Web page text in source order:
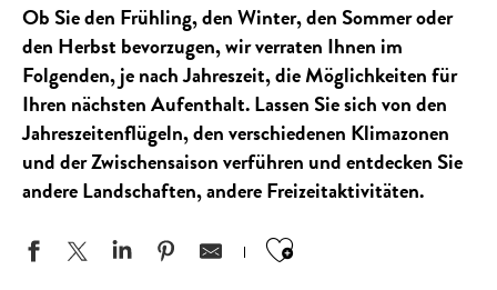
Ob Sie den Frühling, den Winter, den Sommer oder
den Herbst bevorzugen, wir verraten Ihnen im
Folgenden, je nach Jahreszeit, die Möglichkeiten für
Ihren nächsten Aufenthalt. Lassen Sie sich von den
Jahreszeitenflügeln, den verschiedenen Klimazonen
und der Zwischensaison verführen und entdecken Sie
andere Landschaften, andere Freizeitaktivitäten.
Ajouter aux